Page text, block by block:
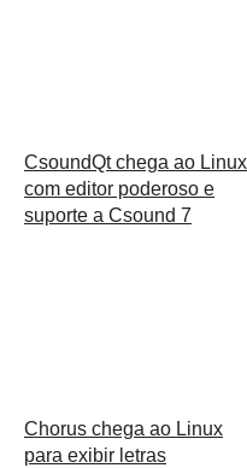
CsoundQt chega ao Linux
com editor poderoso e
suporte a Csound 7
Chorus chega ao Linux
para exibir letras